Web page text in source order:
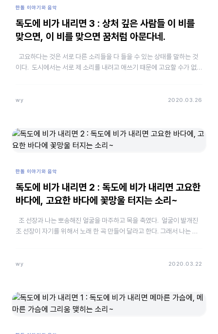
한돌 이야기와 음악
독도에 비가 내리면 3 : 상처 깊은 사람들 이 비를
맞으면, 이 비를 맞으면 꿈처럼 아문다네.
고요하다는 것은 서로 다른 소리들을 다 들을 수 있는 상태를 말하는 것
이다. 도시에서는 서로 제 소리를 내려고 애쓰기 때문에 고요할 수가 없
wy 2020.03.26
한돌 이야기와 음악
독도에 비가 내리면 2 : 독도에 비가 내리면 고요한
바다에, 고요한 바다에 꽃망울 터지는 소리~
조 선장과 나는 뽀송해진 얼굴을 마주하고 목을 축였다. 얼굴이 발개진
조 선장이 자기를 위해서 노래 한 곡 만들어 달라고 한다. 그래서 나는 용
wy 2020.03.22